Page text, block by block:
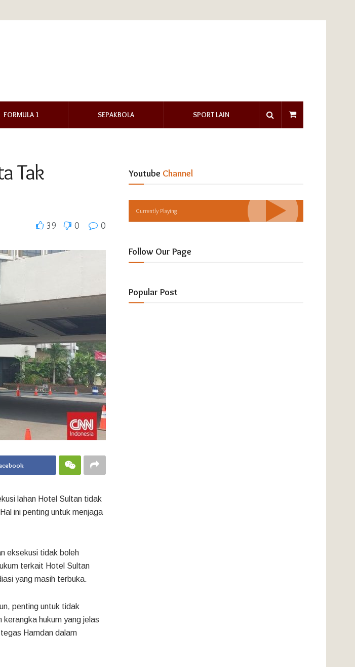
FORMULA 1 SEPAKBOLA SPORT LAIN
Tak
39 0 0
lahan Hotel Sultan tidak
ini penting untuk menjaga
eksekusi tidak boleh
terkait Hotel Sultan
yang masih terbuka.
penting untuk tidak
hukum yang jelas
Hamdan dalam
Youtube Channel
Currently Playing
Follow Our Page
Popular Post